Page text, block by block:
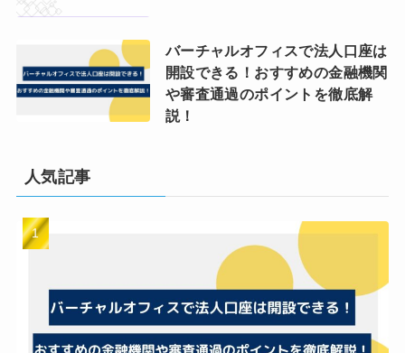
バーチャルオフィスで法人口座は
開設できる！おすすめの金融機関
や審査通過のポイントを徹底解
説！
人気記事